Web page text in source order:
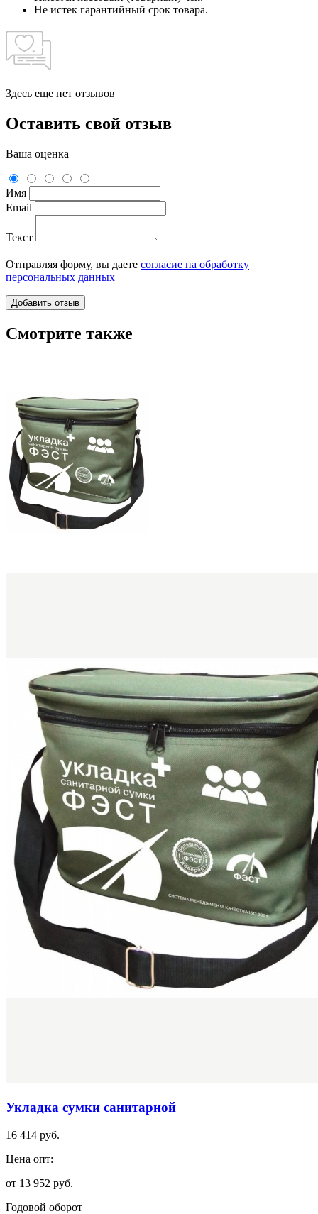
Не истек гарантийный срок товара.
Здесь еще нет отзывов
Оставить свой отзыв
Ваша оценка
Имя
Email
Текст
Отправляя форму, вы даете согласие на обработку
персональных данных
Смотрите также
Укладка сумки санитарной
16 414 руб.
Цена опт:
от 13 952 руб.
Годовой оборот